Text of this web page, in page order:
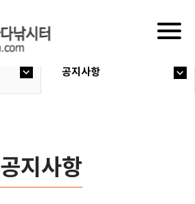
공지사항
공지사항